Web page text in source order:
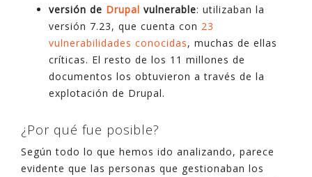
versión de Drupal vulnerable: utilizaban la
versión 7.23, que cuenta con 23
vulnerabilidades conocidas, muchas de ellas
críticas. El resto de los 11 millones de
documentos los obtuvieron a través de la
explotación de Drupal.
¿Por qué fue posible?
Según todo lo que hemos ido analizando, parece
evidente que las personas que gestionaban los